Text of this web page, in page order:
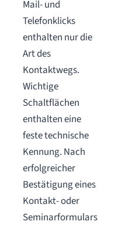
Mail- und
Telefonklicks
enthalten nur die
Art des
Kontaktwegs.
Wichtige
Schaltflächen
enthalten eine
feste technische
Kennung. Nach
erfolgreicher
Bestätigung eines
Kontakt- oder
Seminarformulars